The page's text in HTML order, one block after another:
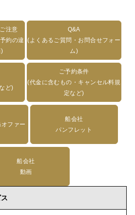
注意
約の違
Q&A
(よくあるご質問・お問合せフォー
ム)
ど)
ご予約条件
(代金に含むもの・キャンセル料規
定など)
ファー
船会社
パンフレット
船会社
動画